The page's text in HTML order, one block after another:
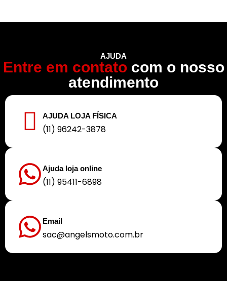
AJUDA
Entre em contatocom o nosso
atendimento
AJUDA LOJA FÍSICA
(11) 96242-3878
Ajuda loja online
(11) 95411-6898
Email
sac@angelsmoto.com.br